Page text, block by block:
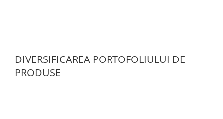
DIVERSIFICAREA PORTOFOLIULUI DE
PRODUSE